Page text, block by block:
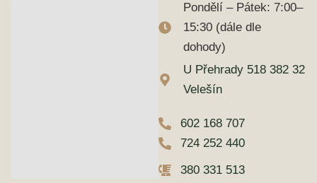
Pondělí – Pátek: 7:00–
15:30 (dále dle
dohody)
U Přehrady 518 382 32
Velešín
602 168 707
724 252 440
380 331 513